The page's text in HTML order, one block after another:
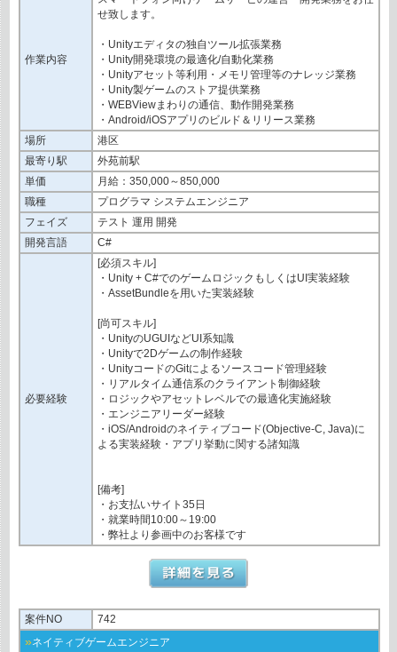
作業内容
せ致します。
・Unityエディタの独自ツール拡張業務
・Unity開発環境の最適化/自動化業務
・Unityアセット等利用・メモリ管理等のナレッジ業務
・Unity製ゲームのストア提供業務
・WEBViewまわりの通信、動作開発業務
・Android/iOSアプリのビルド＆リリース業務
場所
港区
最寄り駅
外苑前駅
単価
月給：350,000～850,000
職種
プログラマ システムエンジニア
フェイズ
テスト 運用 開発
開発言語
C#
必要経験
[必須スキル]
・Unity + C#でのゲームロジックもしくはUI実装経験
・AssetBundleを用いた実装経験
[尚可スキル]
・UnityのUGUIなどUI系知識
・Unityで2Dゲームの制作経験
・UnityコードのGitによるソースコード管理経験
・リアルタイム通信系のクライアント制御経験
・ロジックやアセットレベルでの最適化実施経験
・エンジニアリーダー経験
・iOS/Androidのネイティブコード(Objective-C, Java)に
よる実装経験・アプリ挙動に関する諸知識
[備考]
・お支払いサイト35日
・就業時間10:00～19:00
・弊社より参画中のお客様です
案件NO 742
»ネイティブゲームエンジニア